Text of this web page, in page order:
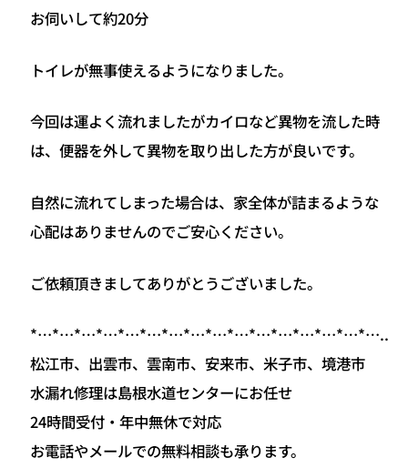
お伺いして約20分
トイレが無事使えるようになりました。
今回は運よく流れましたがカイロなど異物を流した時
は、便器を外して異物を取り出した方が良いです。
自然に流れてしまった場合は、家全体が詰まるような
心配はありませんのでご安心ください。
ご依頼頂きましてありがとうございました。
*…*…*…*…*…*…*…*…*…*…*…*…*…*…*…*…..
松江市、出雲市、雲南市、安来市、米子市、境港市
水漏れ修理は島根水道センターにお任せ
24時間受付・年中無休で対応
お電話やメールでの無料相談も承ります。